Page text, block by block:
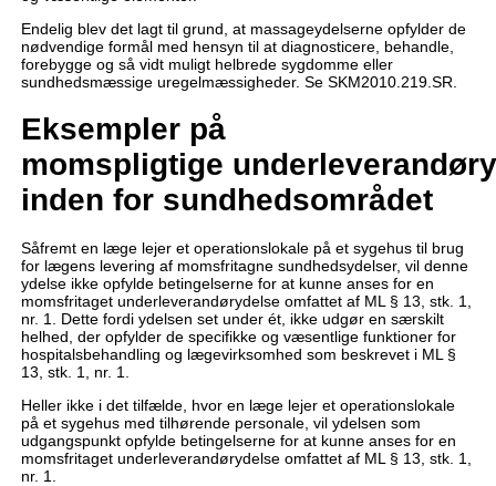
Endelig blev det lagt til grund, at massageydelserne opfylder de
nødvendige formål med hensyn til at diagnosticere, behandle,
forebygge og så vidt muligt helbrede sygdomme eller
sundhedsmæssige uregelmæssigheder. Se SKM2010.219.SR.
Eksempler på
momspligtige
inden for sundhedsområdet
Såfremt en læge lejer et operationslokale på et sygehus til brug
for lægens levering af momsfritagne sundhedsydelser, vil denne
ydelse ikke opfylde betingelserne for at kunne anses for en
momsfritaget underleverandørydelse omfattet af ML § 13, stk. 1,
nr. 1. Dette fordi ydelsen set under ét, ikke udgør en særskilt
helhed, der opfylder de specifikke og væsentlige funktioner for
hospitalsbehandling og lægevirksomhed som beskrevet i ML §
13, stk. 1, nr. 1.
Heller ikke i det tilfælde, hvor en læge lejer et operationslokale
på et sygehus med tilhørende personale, vil ydelsen som
udgangspunkt opfylde betingelserne for at kunne anses for en
momsfritaget underleverandørydelse omfattet af ML § 13, stk. 1,
nr. 1.